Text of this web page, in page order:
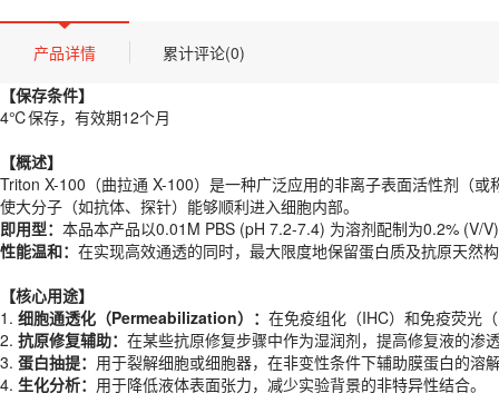
产品描述
【保存条件】
4℃保存，有效期12个月
【概述】
即用型：
性能温和：在实现高效通透的同时，最大限度地保留蛋白质及抗原天然
【核心用途】
1.细胞通透化（Permeabilization）：在免疫组化（IHC）和免疫荧光
3.蛋白抽提：
4. 生化分析：用于降低液体表面张力，减少实验背景的非特异性结合。
【使用方法】
1. 直接应用： 本品为常用工作浓度，可直接用于细胞或组织切片的通透
通透时间：
产品详情
累计评论(0)
【保存条件】
4℃保存，有效期12个月
【概述】
Triton X-100（曲拉通 X-100）是一种广泛应用的非离子表面活性剂（
使大分子（如抗体、探针）能够顺利进入细胞内部。
即用型： 本品本产品以0.01M PBS (pH 7.2-7.4) 为溶剂配制为0.2% (V/
性能温和： 在实现高效通透的同时，最大限度地保留蛋白质及抗原天然
【核心用途】
1. 细胞通透化（Permeabilization）： 在免疫组化（IHC）和免疫荧光
2. 抗原修复辅助： 在某些抗原修复步骤中作为湿润剂，提高修复液的渗
3. 蛋白抽提： 用于裂解细胞或细胞器，在非变性条件下辅助膜蛋白的溶
4. 生化分析： 用于降低液体表面张力，减少实验背景的非特异性结合。